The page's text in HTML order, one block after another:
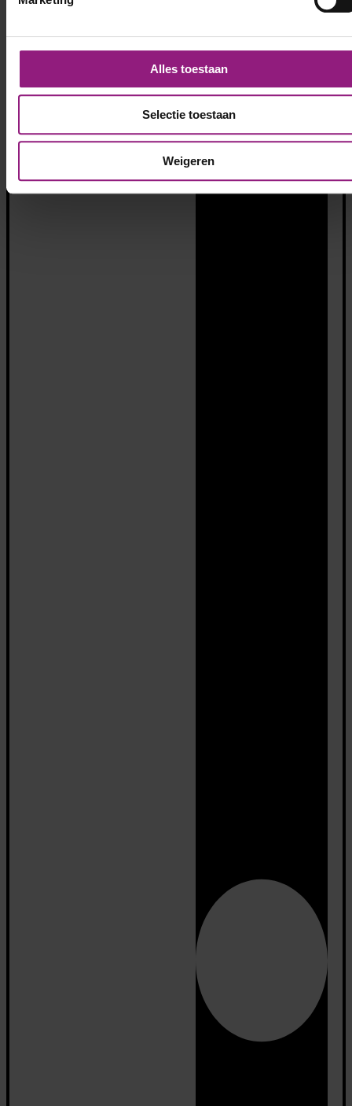
Alles toestaan
Selectie toestaan
Weigeren